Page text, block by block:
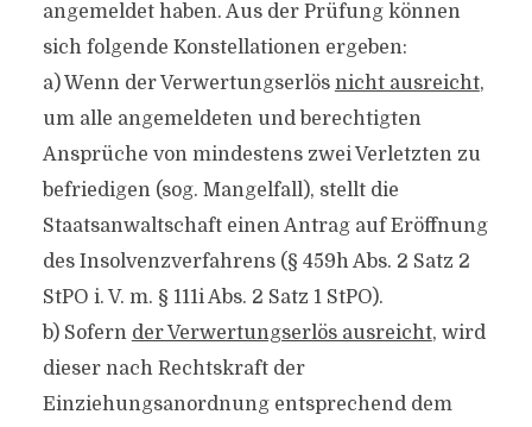
angemeldet haben. Aus der Prüfung können
sich folgende Konstellationen ergeben:
a) Wenn der Verwertungserlös nicht ausreicht,
um alle angemeldeten und berechtigten
Ansprüche von mindestens zwei Verletzten zu
befriedigen (sog. Mangelfall), stellt die
Staatsanwaltschaft einen Antrag auf Eröffnung
des Insolvenzverfahrens (§ 459h Abs. 2 Satz 2
StPO i. V. m. § 111i Abs. 2 Satz 1 StPO).
b) Sofern der Verwertungserlös ausreicht, wird
dieser nach Rechtskraft der
Einziehungsanordnung entsprechend dem